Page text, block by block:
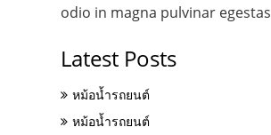
odio in magna pulvinar egestas
Latest Posts
หม้อน้ำรถยนต์
หม้อน้ำรถยนต์